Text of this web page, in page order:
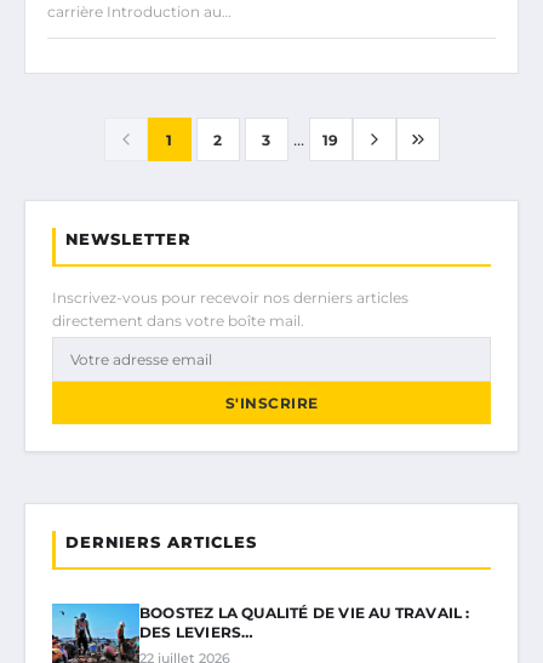
carrière Introduction au…
1 2 3 ... 19
NEWSLETTER
Inscrivez-vous pour recevoir nos derniers articles
directement dans votre boîte mail.
S'INSCRIRE
DERNIERS ARTICLES
BOOSTEZ LA QUALITÉ DE VIE AU TRAVAIL :
DES LEVIERS…
22 juillet 2026